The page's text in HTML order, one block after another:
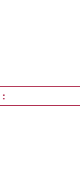
: